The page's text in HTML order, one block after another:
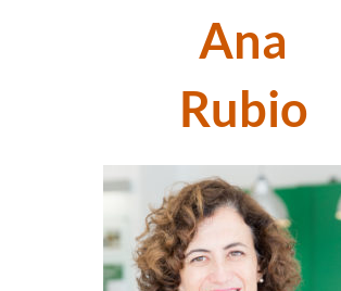
Ana
Rubio